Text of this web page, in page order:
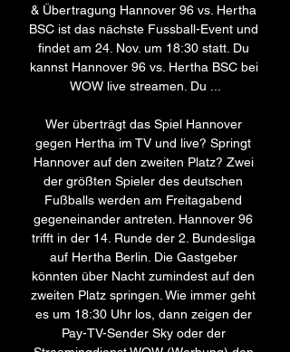
& Übertragung Hannover 96 vs. Hertha
BSC ist das nächste Fussball-Event und
findet am 24. Nov. um 18:30 statt. Du
kannst Hannover 96 vs. Hertha BSC bei
WOW live streamen. Du ...
Wer überträgt das Spiel Hannover
gegen Hertha im TV und live? Springt
Hannover auf den zweiten Platz? Zwei
der größten Spieler des deutschen
Fußballs werden am Freitagabend
gegeneinander antreten. Hannover 96
trifft in der 14. Runde der 2. Bundesliga
auf Hertha Berlin. Die Gastgeber
könnten über Nacht zumindest auf den
zweiten Platz springen. Wie immer geht
es um 18:30 Uhr los, dann zeigen der
Pay-TV-Sender Sky oder der